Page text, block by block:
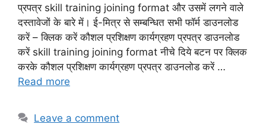
प्रपत्र skill training joining format और उसमें लगने वाले
दस्तावेजों के बारे में। ई-मित्र से सम्बन्धित सभी फॉर्म डाउनलोड
करें – क्लिक करें कौशल प्रशिक्षण कार्यग्रहण प्रपत्र डाउनलोड
करें skill training joining format नीचे दिये बटन पर क्लिक
करके कौशल प्रशिक्षण कार्यग्रहण प्रपत्र डाउनलोड करें …
Read more
Leave a comment